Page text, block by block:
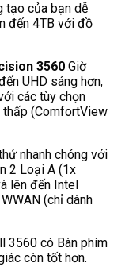
tạo của bạn dễ
đến 4TB với đồ
3560 Giờ
UHD sáng hơn,
các tùy chọn
thấp (ComfortView
nhanh chóng với
2 Loại A (1x
lên đến Intel
(chỉ dành
3560 có Bàn phím
còn tốt hơn.